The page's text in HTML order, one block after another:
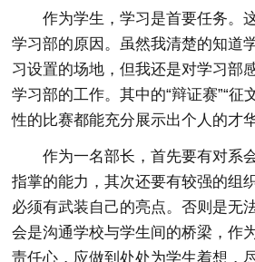
作为学生，学习是首要任务。
学习部的原因。虽然我清楚的知道
习设置的场地，但我还是对学习部
学习部的工作。其中的“辩证赛”“征
性的比赛都能充分展示出个人的才
作为一名部长，首先要有对系
指掌的能力，其次还要有较强的组
必须有武装自己的亮点。否则是无
会是沟通学校与学生间的桥梁，作
责任心，应做到处处为学生着想，